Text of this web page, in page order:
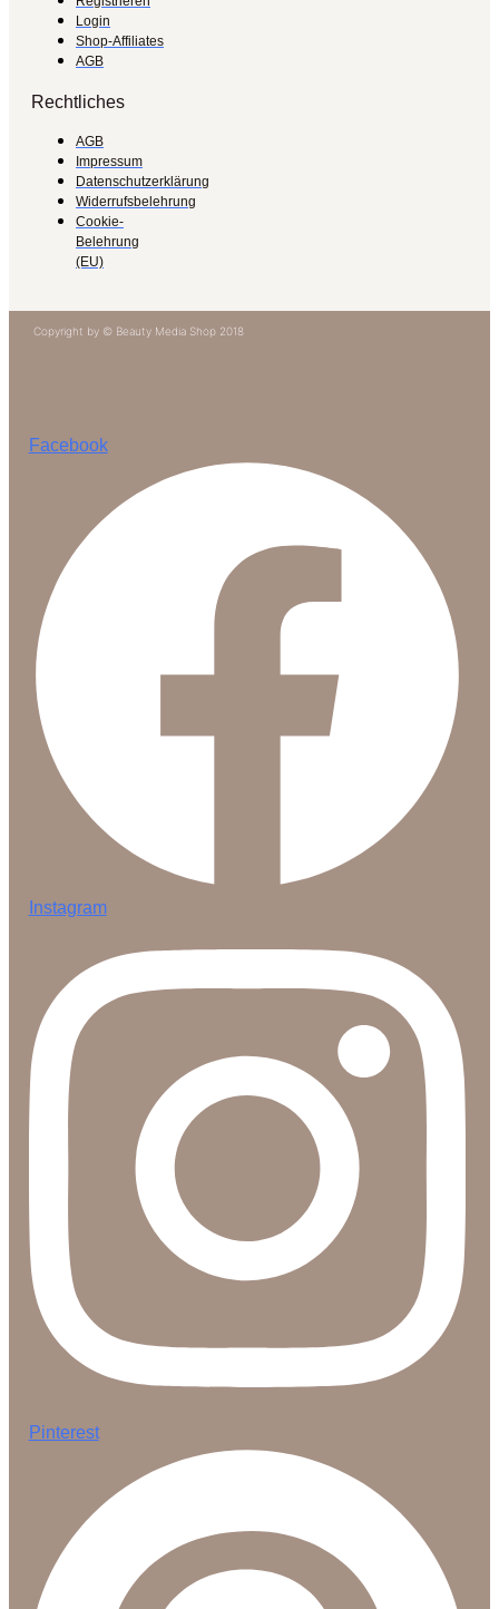
Login
Shop-Affiliates
AGB
Rechtliches
AGB
Impressum
Datenschutzerklärung
Widerrufsbelehrung
Cookie-
Belehrung
(EU)
Copyright by © Beauty Media Shop 2018
Facebook
Instagram
Pinterest